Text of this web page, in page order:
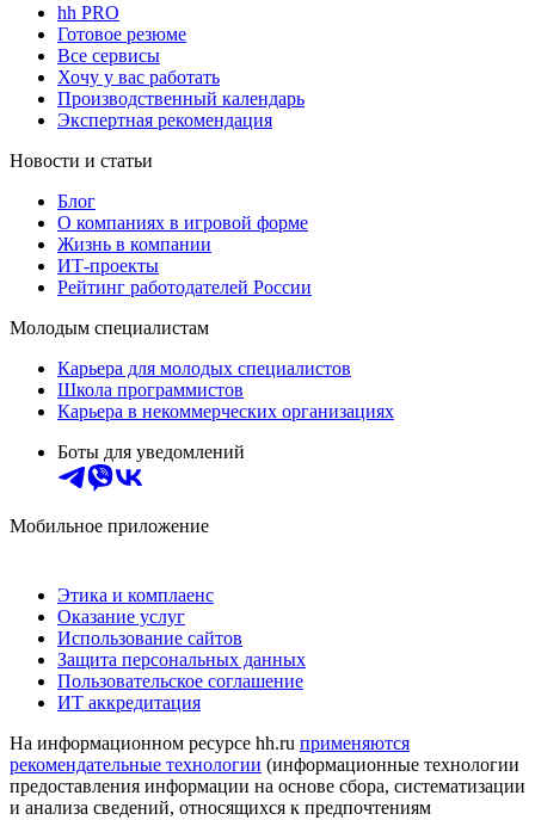
hh PRO
Готовое резюме
Все сервисы
Хочу у вас работать
Производственный календарь
Экспертная рекомендация
Новости и статьи
Блог
О компаниях в игровой форме
Жизнь в компании
ИТ-проекты
Рейтинг работодателей России
Молодым специалистам
Карьера для молодых специалистов
Школа программистов
Карьера в некоммерческих организациях
Боты для уведомлений
Мобильное приложение
Этика и комплаенс
Оказание услуг
Использование сайтов
Защита персональных данных
Пользовательское соглашение
ИТ аккредитация
На информационном ресурсе hh.ru применяются
рекомендательные технологии (информационные технологии
предоставления информации на основе сбора, систематизации
и анализа сведений, относящихся к предпочтениям